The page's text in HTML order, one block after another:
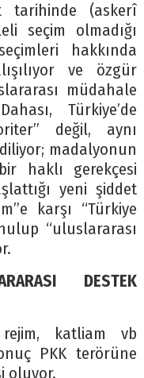
tarihinde (askerî
seçim olmadığı
hakkında
ve özgür
müdahale
Türkiye’de
değil, aynı
madalyonun
haklı gerekçesi
yeni şiddet
karşı “Türkiye
“uluslararası
DESTEK
rejim, katliam vb
PKK terörüne
oluyor.